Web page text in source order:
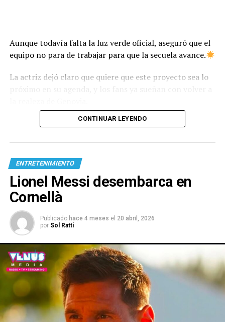
Aunque todavía falta la luz verde oficial, aseguró que el
equipo no para de trabajar para que la secuela avance.
La actriz dejó claro que quiere que este proyecto sea lo
CONTINUAR LEYENDO
ENTRETENIMIENTO
Lionel Messi desembarca en
Cornellà
Publicado hace 4 meses el 20 abril, 2026
por Sol Ratti